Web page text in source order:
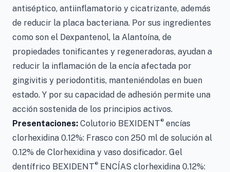
antiséptico, antiinflamatorio y cicatrizante, además
de reducir la placa bacteriana. Por sus ingredientes
como son el Dexpantenol, la Alantoína, de
propiedades tonificantes y regeneradoras, ayudan a
reducir la inflamación de la encía afectada por
gingivitis y periodontitis, manteniéndolas en buen
estado. Y por su capacidad de adhesión permite una
acción sostenida de los principios activos.
Presentaciones: Colutorio BEXIDENT® encías
clorhexidina 0.12%: Frasco con 250 ml de solución al
0.12% de Clorhexidina y vaso dosificador. Gel
dentífrico BEXIDENT® ENCÍAS clorhexidina 0.12%: